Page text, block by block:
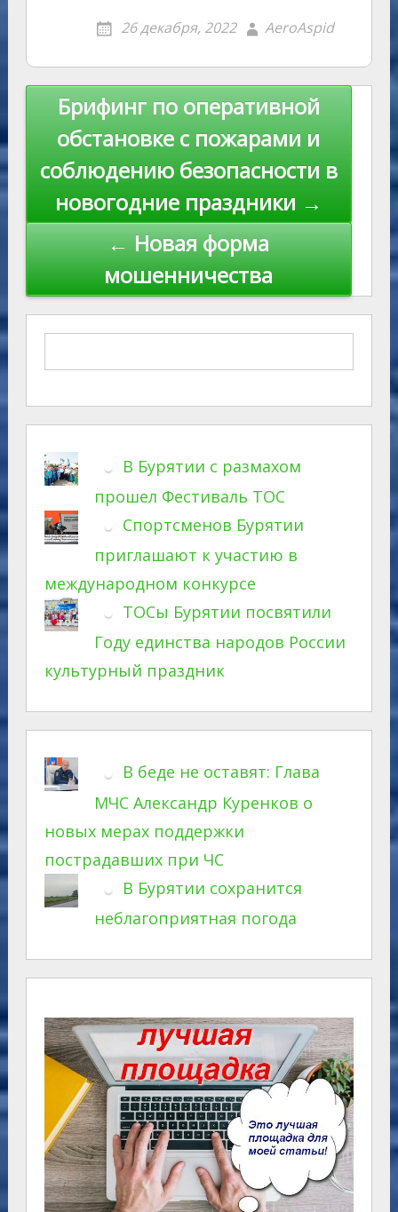
ki26 декабря, 2022 AeroAspid
Навигация
записям
Брифинг по оперативной
обстановке с пожарами и
соблюдению безопасности в
новогодние праздники →
← Новая форма
мошенничества
В Бурятии с размахом
прошел Фестиваль ТОС
Спортсменов Бурятии
приглашают к участию в
международном конкурсе
ТОСы Бурятии посвятили
Году единства народов России
культурный праздник
В беде не оставят: Глава
МЧС Александр Куренков о
новых мерах поддержки
пострадавших при ЧС
В Бурятии сохранится
неблагоприятная погода